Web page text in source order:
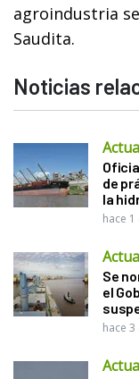
agroindustria
Saudita.
Noticias
de
la
hace 1
Se
el
hace